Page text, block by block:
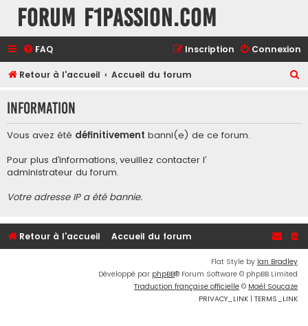
Forum F1Passion.com
FAQ Connexion
Inscription
Retour à l'accueil Accueil du forum
h
Information
Vous avez été définitivement banni(e) de ce forum.
Pour plus d’informations, veuillez contacter l’
administrateur du forum.
Votre adresse IP a été bannie.
Retour à l'accueil Accueil du forum
Flat Style by Ian Bradley
Développé par phpBB® Forum Software © phpBB Limited
Traduction française officielle © Maël Soucaze
PRIVACY_LINK | TERMS_LINK